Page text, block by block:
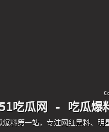
51吃瓜网 - 吃瓜爆
爆料第一站，专注网红黑料、